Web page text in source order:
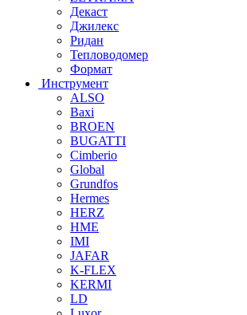
Декаст
Джилекс
Ридан
Тепловодомер
Формат
Инструмент
ALSO
Baxi
BROEN
BUGATTI
Cimberio
Global
Grundfos
Hermes
HERZ
HME
IMI
JAFAR
K-FLEX
KERMI
LD